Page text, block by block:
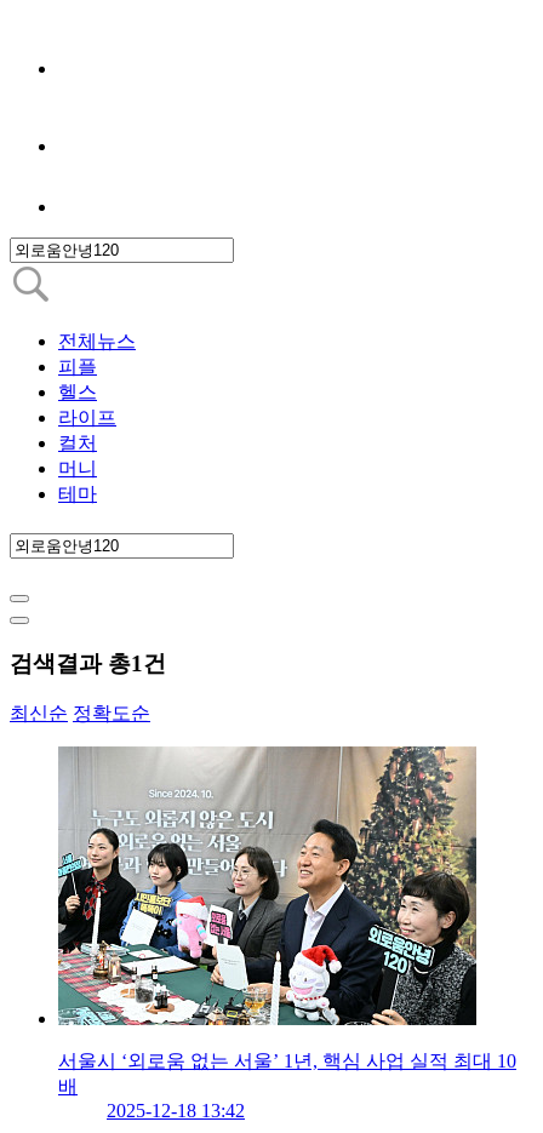
전체뉴스
피플
헬스
라이프
컬처
머니
테마
검색결과 총1건
최신순 정확도순
서울시 ‘외로움 없는 서울’ 1년, 핵심 사업 실적 최대 10
배
2025-12-18 13:42